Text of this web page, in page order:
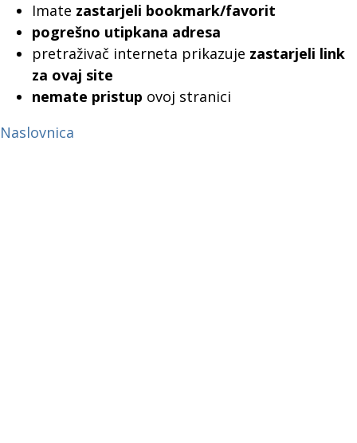
Imate zastarjeli bookmark/favorit
pogrešno utipkana adresa
pretraživač interneta prikazuje zastarjeli link
za ovaj site
nemate pristup ovoj stranici
Naslovnica